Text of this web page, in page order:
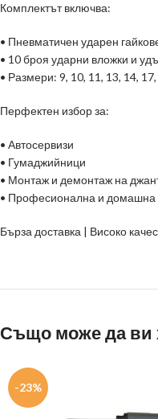
Комплектът включва:
• Пневматичен ударен
• 10 броя ударни вложки и
• Размери: 9, 10, 11, 13, 14,
Перфектен избор за:
• Автосервизи
• Гумаджийници
• Монтаж и демонтаж на
• Професионална и домашна
Бърза доставка | Високо
Също може да ви
-23%